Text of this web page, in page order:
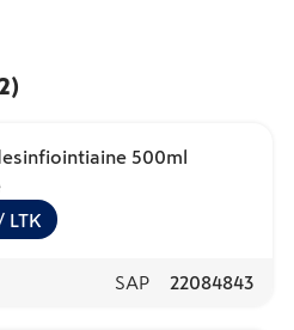
)
500ml
LTK
SAP 22084843